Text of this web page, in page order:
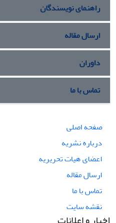
راهنمای نویسندگان
ارسال مقاله
داوران
تماس با ما
صفحه اصلی
درباره نشریه
اعضای هیات تحریریه
ارسال مقاله
تماس با ما
نقشه سایت